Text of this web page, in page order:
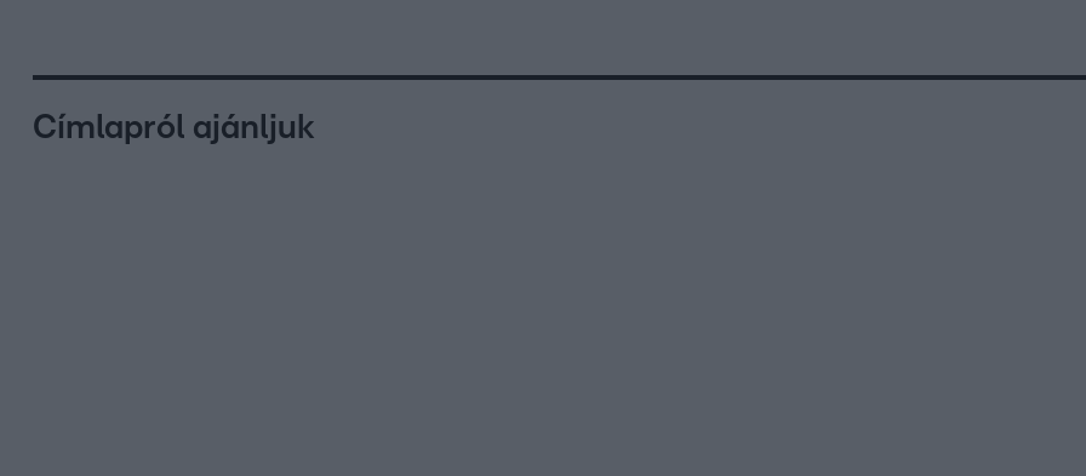
Címlapról ajánljuk